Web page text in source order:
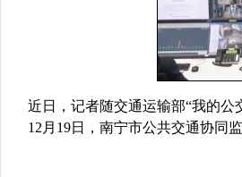
近日，记者随交通运输部“我的公
12月19日，南宁市公共交通协同